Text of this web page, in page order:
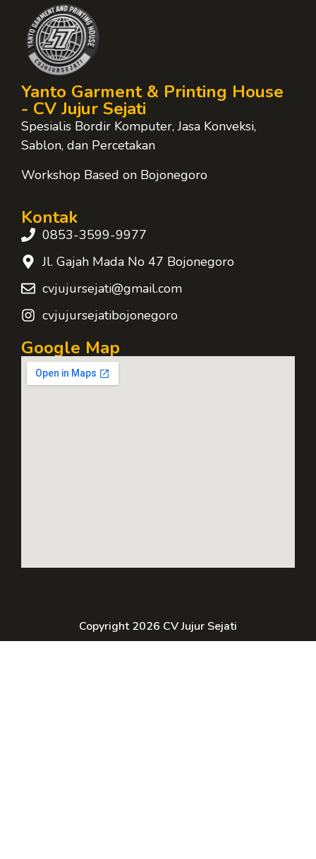
Yanto Garment & Printing House
- CV Jujur Sejati
Spesialis Bordir Komputer, Jasa Konveksi,
Sablon, dan Percetakan
Workshop Based on Bojonegoro
Kontak
0853-3599-9977
Jl. Gajah Mada No 47 Bojonegoro
cvjujursejati@gmail.com
cvjujursejatibojonegoro
Google Map
Copyright 2026 CV Jujur Sejati